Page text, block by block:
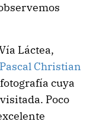
Láctea,
Pascal Christian
cuya
Poco